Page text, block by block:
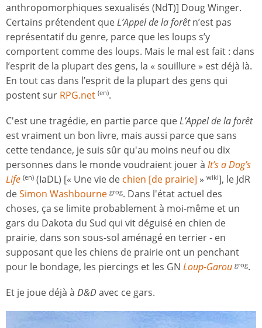
anthropomorphiques sexualisés (NdT)] Doug Winger.
Certains prétendent queL’Appel de la forêtn’est pas
représentatif du genre, parce que les loups s’y
comportent comme des loups. Mais le mal est fait : dans
l’esprit de la plupart des gens, la « souillure » est déjà là.
En tout cas dans l’esprit de la plupart des gens qui
postent sur RPG.net (en).
C'est une tragédie, en partie parce queL’Appel de la forêt
est vraiment un bon livre, mais aussi parce que sans
cette tendance, je suis sûr qu'au moins neuf ou dix
personnes dans le monde voudraient jouer à It’s a Dog’s
Life (en) (IaDL) [« Une vie de chien [de prairie] » wiki], le JdR
deSimon Washbourne grog. Dans l'état actuel des
choses, ça se limite probablement à moi-même et un
gars du Dakota du Sud qui vit déguisé en chien de
prairie, dans son sous-sol aménagé en terrier - en
supposant que les chiens de prairie ont un penchant
pour le bondage, les piercings et les GN L​oup-Garou grog.
Et je joue déjà à D&Davec ce gars.